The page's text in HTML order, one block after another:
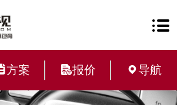
方案 报价 导航